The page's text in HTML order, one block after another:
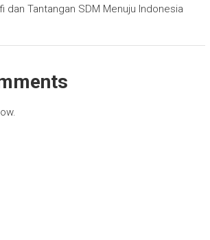
dan Tantangan SDM Menuju Indonesia